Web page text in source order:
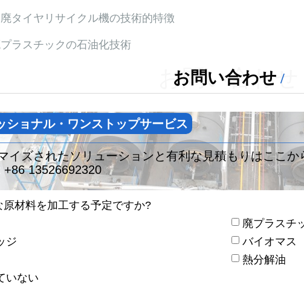
廃タイヤリサイクル機の技術的特徴
ラスチックの石油化技術
お問い合わせ
お問い合わせ
ショナル・ワンストップサービス
イズされたソリューションと有利な見積もりはここか
+86 13526692320
原材料を加工する予定ですか?
廃プラスチ
ジ
バイオマス
熱分解油
いない